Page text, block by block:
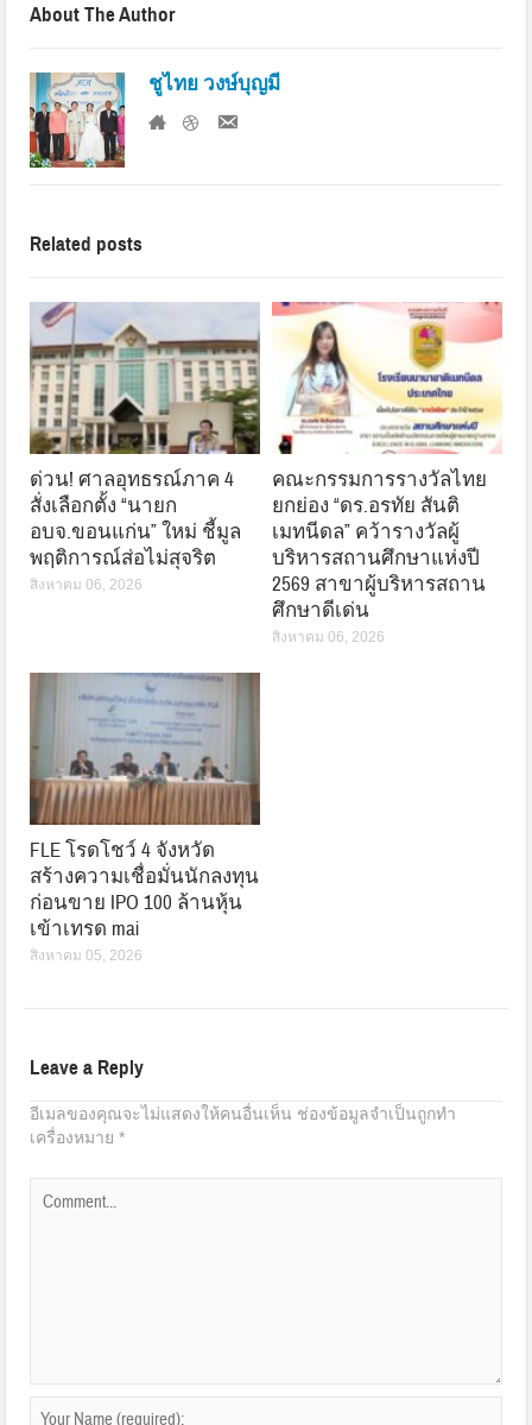
About The Author
ชูไทย วงษ์บุญมี
Related posts
ด่วน! ศาลอุทธรณ์ภาค 4
สั่งเลือกตั้ง “นายก
อบจ.ขอนแก่น” ใหม่ ชี้มูล
พฤติการณ์ส่อไม่สุจริต
สิงหาคม 06, 2026
คณะกรรมการรางวัลไทย
ยกย่อง “ดร.อรทัย สันติ
เมทนีดล” คว้ารางวัลผู้
บริหารสถานศึกษาแห่งปี
2569 สาขาผู้บริหารสถาน
ศึกษาดีเด่น
สิงหาคม 06, 2026
FLE โรดโชว์ 4 จังหวัด
สร้างความเชื่อมั่นนักลงทุน
ก่อนขาย IPO 100 ล้านหุ้น
เข้าเทรด mai
สิงหาคม 05, 2026
Leave a Reply
อีเมลของคุณจะไม่แสดงให้คนอื่นเห็น ช่องข้อมูลจำเป็นถูกทำ
เครื่องหมาย*